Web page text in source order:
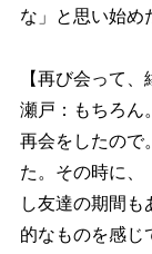
な」と思い始め
【再び会って、
瀬戸：もちろん
再会をしたので
た。その時に、
し友達の期間
的なものを感じ